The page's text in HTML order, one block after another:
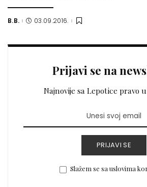
Posted
B.B. 03.09.2016.
Prijavi se na
Najnovije sa Lepotice pravo
PRIJAVI SE
Slažem se sa uslovima